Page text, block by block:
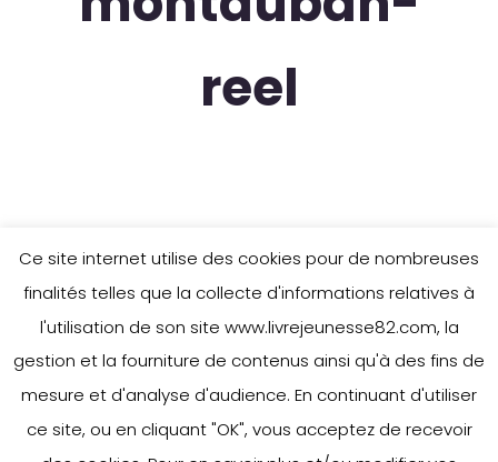
reel
Ce site internet utilise des cookies pour de nombreuses
finalités telles que la collecte d'informations relatives à
l'utilisation de son site www.livrejeunesse82.com, la
gestion et la fourniture de contenus ainsi qu'à des fins de
mesure et d'analyse d'audience. En continuant d'utiliser
ce site, ou en cliquant "OK", vous acceptez de recevoir